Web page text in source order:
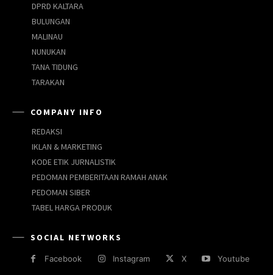
DPRD KALTARA
BULUNGAN
MALINAU
NUNUKAN
TANA TIDUNG
TARAKAN
COMPANY INFO
REDAKSI
IKLAN & MARKETING
KODE ETIK JURNALISTIK
PEDOMAN PEMBERITAAN RAMAH ANAK
PEDOMAN SIBER
TABEL HARGA PRODUK
SOCIAL NETWORKS
Facebook Instagram X Youtube